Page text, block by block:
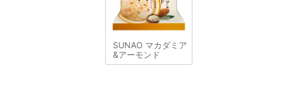
SUNAO マカダミア
&アーモンド